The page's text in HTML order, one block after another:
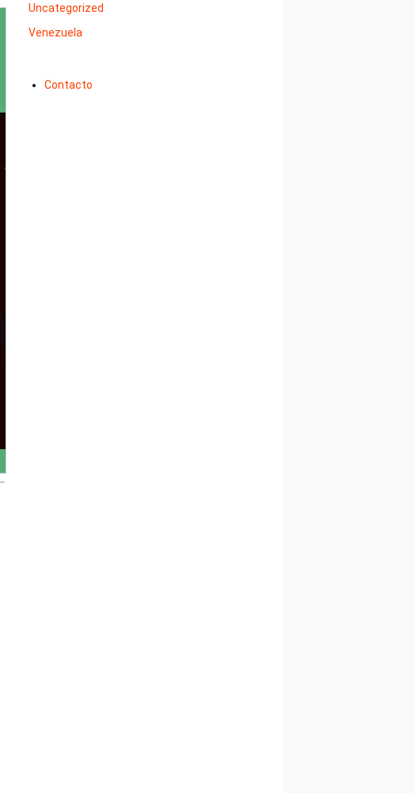
Uncategorized
Venezuela
Contacto